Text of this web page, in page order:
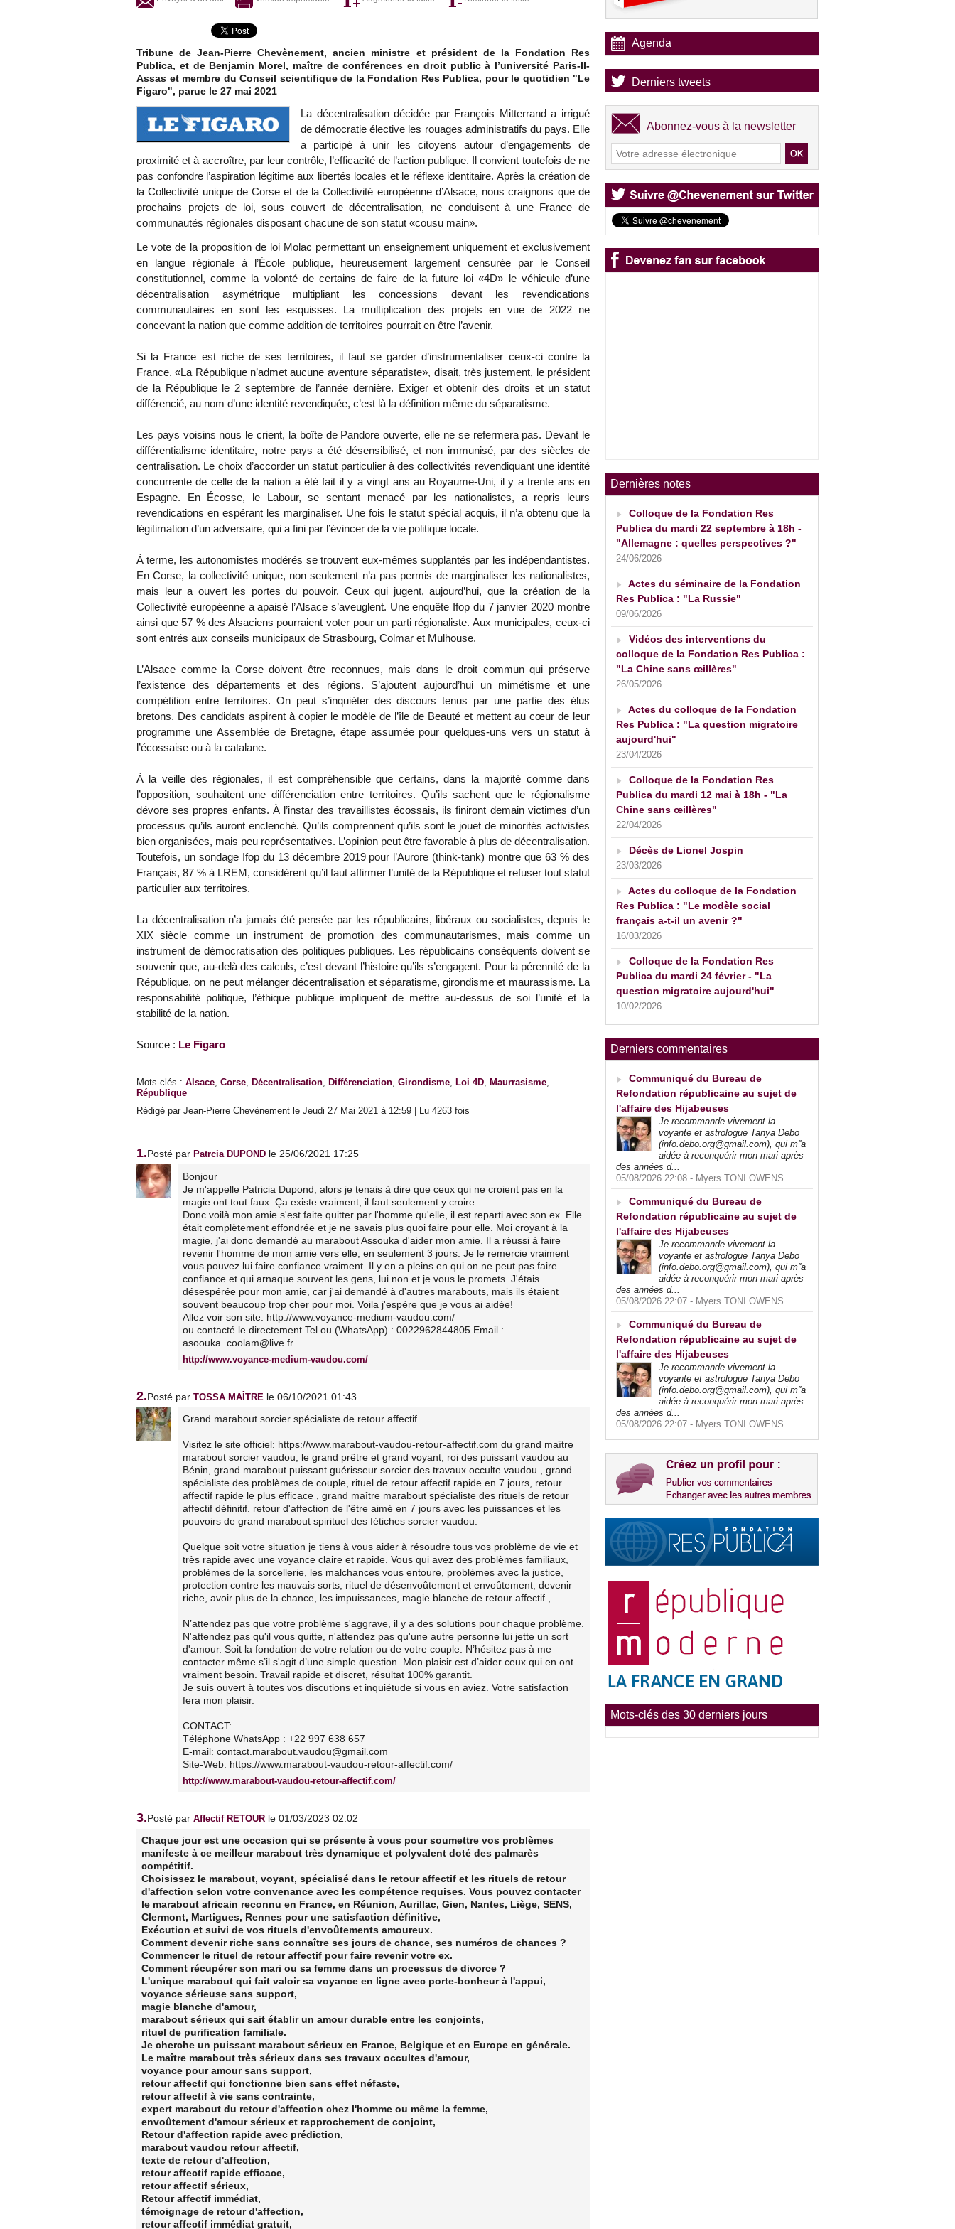
Tribune de Jean-Pierre Chevènement, ancien ministre et président de la Fondation Res
Publica, et de Benjamin Morel, maître de conférences en droit public à l’université Paris-II-
Assas et membre du Conseil scientifique de la Fondation Res Publica, pour le quotidien "Le
Figaro", parue le 27 mai 2021
La décentralisation décidée par François Mitterrand a irrigué
de démocratie élective les rouages administratifs du pays. Elle
a participé à unir les citoyens autour d’engagements de
proximité et à accroître, par leur contrôle, l’efficacité de l’action publique. Il convient toutefois de ne
pas confondre l’aspiration légitime aux libertés locales et le réflexe identitaire. Après la création de
la Collectivité unique de Corse et de la Collectivité européenne d’Alsace, nous craignons que de
prochains projets de loi, sous couvert de décentralisation, ne conduisent à une France de
communautés régionales disposant chacune de son statut «cousu main».
Le vote de la proposition de loi Molac permettant un enseignement uniquement et exclusivement
en langue régionale à l’École publique, heureusement largement censurée par le Conseil
constitutionnel, comme la volonté de certains de faire de la future loi «4D» le véhicule d’une
décentralisation asymétrique multipliant les concessions devant les revendications
communautaires en sont les esquisses. La multiplication des projets en vue de 2022 ne
concevant la nation que comme addition de territoires pourrait en être l’avenir.
Si la France est riche de ses territoires, il faut se garder d’instrumentaliser ceux-ci contre la
France. «La République n’admet aucune aventure séparatiste», disait, très justement, le président
de la République le 2 septembre de l’année dernière. Exiger et obtenir des droits et un statut
différencié, au nom d’une identité revendiquée, c’est là la définition même du séparatisme.
Les pays voisins nous le crient, la boîte de Pandore ouverte, elle ne se refermera pas. Devant le
différentialisme identitaire, notre pays a été désensibilisé, et non immunisé, par des siècles de
centralisation. Le choix d’accorder un statut particulier à des collectivités revendiquant une identité
concurrente de celle de la nation a été fait il y a vingt ans au Royaume-Uni, il y a trente ans en
Espagne. En Écosse, le Labour, se sentant menacé par les nationalistes, a repris leurs
revendications en espérant les marginaliser. Une fois le statut spécial acquis, il n’a obtenu que la
légitimation d’un adversaire, qui a fini par l’évincer de la vie politique locale.
À terme, les autonomistes modérés se trouvent eux-mêmes supplantés par les indépendantistes.
En Corse, la collectivité unique, non seulement n’a pas permis de marginaliser les nationalistes,
mais leur a ouvert les portes du pouvoir. Ceux qui jugent, aujourd’hui, que la création de la
Collectivité européenne a apaisé l’Alsace s’aveuglent. Une enquête Ifop du 7 janvier 2020 montre
ainsi que 57 % des Alsaciens pourraient voter pour un parti régionaliste. Aux municipales, ceux-ci
sont entrés aux conseils municipaux de Strasbourg, Colmar et Mulhouse.
L’Alsace comme la Corse doivent être reconnues, mais dans le droit commun qui préserve
l’existence des départements et des régions. S’ajoutent aujourd’hui un mimétisme et une
compétition entre territoires. On peut s’inquiéter des discours tenus par une partie des élus
bretons. Des candidats aspirent à copier le modèle de l’île de Beauté et mettent au cœur de leur
programme une Assemblée de Bretagne, étape assumée pour quelques-uns vers un statut à
l’écossaise ou à la catalane.
À la veille des régionales, il est compréhensible que certains, dans la majorité comme dans
l’opposition, souhaitent une différenciation entre territoires. Qu’ils sachent que le régionalisme
dévore ses propres enfants. À l’instar des travaillistes écossais, ils finiront demain victimes d’un
processus qu’ils auront enclenché. Qu’ils comprennent qu’ils sont le jouet de minorités activistes
bien organisées, mais peu représentatives. L’opinion peut être favorable à plus de décentralisation.
Toutefois, un sondage Ifop du 13 décembre 2019 pour l’Aurore (think-tank) montre que 63 % des
Français, 87 % à LREM, considèrent qu’il faut affirmer l’unité de la République et refuser tout statut
particulier aux territoires.
La décentralisation n’a jamais été pensée par les républicains, libéraux ou socialistes, depuis le
XIX siècle comme un instrument de promotion des communautarismes, mais comme un
instrument de démocratisation des politiques publiques. Les républicains conséquents doivent se
souvenir que, au-delà des calculs, c’est devant l’histoire qu’ils s’engagent. Pour la pérennité de la
République, on ne peut mélanger décentralisation et séparatisme, girondisme et maurassisme. La
responsabilité politique, l’éthique publique impliquent de mettre au-dessus de soi l’unité et la
stabilité de la nation.
Source : Le Figaro
Mots-clés : Alsace, Corse, Décentralisation, Différenciation, Girondisme, Loi 4D, Maurrasisme,
République
Rédigé par Jean-Pierre Chevènement le Jeudi 27 Mai 2021 à 12:59 | Lu 4263 fois
1.Posté par Patrcia DUPOND le 25/06/2021 17:25
Bonjour
Je m'appelle Patricia Dupond, alors je tenais à dire que ceux qui ne croient pas en la
magie ont tout faux. Ça existe vraiment, il faut seulement y croire.
Donc voilà mon amie s'est faite quitter par l'homme qu'elle, il est reparti avec son ex. Elle
était complètement effondrée et je ne savais plus quoi faire pour elle. Moi croyant à la
magie, j'ai donc demandé au marabout Assouka d'aider mon amie. Il a réussi à faire
revenir l'homme de mon amie vers elle, en seulement 3 jours. Je le remercie vraiment
vous pouvez lui faire confiance vraiment. Il y en a pleins en qui on ne peut pas faire
confiance et qui arnaque souvent les gens, lui non et je vous le promets. J'étais
désespérée pour mon amie, car j'ai demandé à d'autres marabouts, mais ils étaient
souvent beaucoup trop cher pour moi. Voila j'espère que je vous ai aidée!
Allez voir son site: http://www.voyance-medium-vaudou.com/
ou contacté le directement Tel ou (WhatsApp) : 0022962844805 Email :
asoouka_coolam@live.fr
http://www.voyance-medium-vaudou.com/
2.Posté par TOSSA MAÎTRE le 06/10/2021 01:43
Grand marabout sorcier spécialiste de retour affectif
Visitez le site officiel: https://www.marabout-vaudou-retour-affectif.com du grand maître
marabout sorcier vaudou, le grand prêtre et grand voyant, roi des puissant vaudou au
Bénin, grand marabout puissant guérisseur sorcier des travaux occulte vaudou , grand
spécialiste des problèmes de couple, rituel de retour affectif rapide en 7 jours, retour
affectif rapide le plus efficace , grand maître marabout spécialiste des rituels de retour
affectif définitif. retour d'affection de l'être aimé en 7 jours avec les puissances et les
pouvoirs de grand marabout spirituel des fétiches sorcier vaudou.
Quelque soit votre situation je tiens à vous aider à résoudre tous vos problème de vie et
très rapide avec une voyance claire et rapide. Vous qui avez des problèmes familiaux,
problèmes de la sorcellerie, les malchances vous entoure, problèmes avec la justice,
protection contre les mauvais sorts, rituel de désenvoûtement et envoûtement, devenir
riche, avoir plus de la chance, les impuissances, magie blanche de retour affectif ,
N’attendez pas que votre problème s'aggrave, il y a des solutions pour chaque problème.
N'attendez pas qu'il vous quitte, n'attendez pas qu'une autre personne lui jette un sort
d'amour. Soit la fondation de votre relation ou de votre couple. N’hésitez pas à me
contacter même s’il s'agit d’une simple question. Mon plaisir est d’aider ceux qui en ont
vraiment besoin. Travail rapide et discret, résultat 100% garantit.
Je suis ouvert à toutes vos discutions et inquiétude si vous en aviez. Votre satisfaction
fera mon plaisir.
CONTACT:
Téléphone WhatsApp : +22 997 638 657
E-mail: contact.marabout.vaudou@gmail.com
Site-Web: https://www.marabout-vaudou-retour-affectif.com/
http://www.marabout-vaudou-retour-affectif.com/
3.Posté par Affectif RETOUR le 01/03/2023 02:02
Chaque jour est une occasion qui se présente à vous pour soumettre vos problèmes
manifeste à ce meilleur marabout très dynamique et polyvalent doté des palmarès
compétitif.
Choisissez le marabout, voyant, spécialisé dans le retour affectif et les rituels de retour
d'affection selon votre convenance avec les compétence requises. Vous pouvez contacter
le marabout africain reconnu en France, en Réunion, Aurillac, Gien, Nantes, Liège, SENS,
Clermont, Martigues, Rennes pour une satisfaction définitive,
Exécution et suivi de vos rituels d'envoûtements amoureux.
Comment devenir riche sans connaître ses jours de chance, ses numéros de chances ?
Commencer le rituel de retour affectif pour faire revenir votre ex.
Comment récupérer son mari ou sa femme dans un processus de divorce ?
L'unique marabout qui fait valoir sa voyance en ligne avec porte-bonheur à l'appui,
voyance sérieuse sans support,
magie blanche d'amour,
marabout sérieux qui sait établir un amour durable entre les conjoints,
rituel de purification familiale.
Je cherche un puissant marabout sérieux en France, Belgique et en Europe en générale.
Le maître marabout très sérieux dans ses travaux occultes d'amour,
voyance pour amour sans support,
retour affectif qui fonctionne bien sans effet néfaste,
retour affectif à vie sans contrainte,
expert marabout du retour d'affection chez l'homme ou même la femme,
envoûtement d'amour sérieux et rapprochement de conjoint,
Retour d'affection rapide avec prédiction,
marabout vaudou retour affectif,
texte de retour d'affection,
retour affectif rapide efficace,
retour affectif sérieux,
Retour affectif immédiat,
témoignage de retour d'affection,
retour affectif immédiat gratuit,
Agenda
Derniers tweets
Abonnez-vous à la newsletter
Dernières notes
Colloque de la Fondation Res
Publica du mardi 22 septembre à 18h -
"Allemagne : quelles perspectives ?"
24/06/2026
Actes du séminaire de la Fondation
Res Publica : "La Russie"
09/06/2026
Vidéos des interventions du
colloque de la Fondation Res Publica :
"La Chine sans œillères"
26/05/2026
Actes du colloque de la Fondation
Res Publica : "La question migratoire
aujourd'hui"
23/04/2026
Colloque de la Fondation Res
Publica du mardi 12 mai à 18h - "La
Chine sans œillères"
22/04/2026
Décès de Lionel Jospin
23/03/2026
Actes du colloque de la Fondation
Res Publica : "Le modèle social
français a-t-il un avenir ?"
16/03/2026
Colloque de la Fondation Res
Publica du mardi 24 février - "La
question migratoire aujourd'hui"
10/02/2026
Derniers commentaires
Communiqué du Bureau de
Refondation républicaine au sujet de
l'affaire des Hijabeuses
Je recommande vivement la
voyante et astrologue Tanya Debo
(info.debo.org@gmail.com), qui m''a
aidée à reconquérir mon mari après
des années d...
05/08/2026 22:08 - Myers TONI OWENS
Communiqué du Bureau de
Refondation républicaine au sujet de
l'affaire des Hijabeuses
Je recommande vivement la
voyante et astrologue Tanya Debo
(info.debo.org@gmail.com), qui m''a
aidée à reconquérir mon mari après
des années d...
05/08/2026 22:07 - Myers TONI OWENS
Communiqué du Bureau de
Refondation républicaine au sujet de
l'affaire des Hijabeuses
Je recommande vivement la
voyante et astrologue Tanya Debo
(info.debo.org@gmail.com), qui m''a
aidée à reconquérir mon mari après
des années d...
05/08/2026 22:07 - Myers TONI OWENS
Mots-clés des 30 derniers jours